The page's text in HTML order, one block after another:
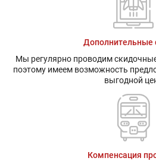
Дополнительные
Мы регулярно проводим
поэтому имеем возможность
выгодной
Компенсация